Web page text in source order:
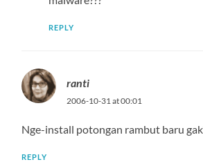
REPLY
ranti
2006-10-31 at 00:01
Nge-install potongan rambut baru
REPLY